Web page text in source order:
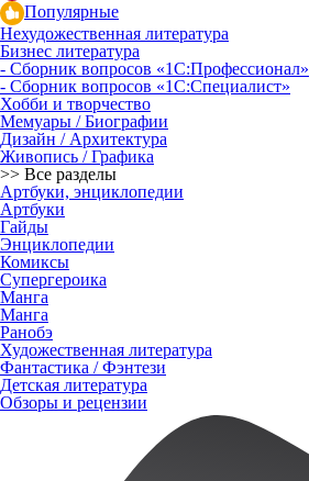
Популярные
Нехудожественная литература
Бизнес литература
- Сборник вопросов «1С:Профессионал»
- Сборник вопросов «1С:Специалист»
Хобби и творчество
Мемуары / Биографии
Дизайн / Архитектура
Живопись / Графика
>> Все разделы
Артбуки, энциклопедии
Артбуки
Гайды
Энциклопедии
Комиксы
Супергероика
Манга
Манга
Ранобэ
Художественная литература
Фантастика / Фэнтези
Детская литература
Обзоры и рецензии